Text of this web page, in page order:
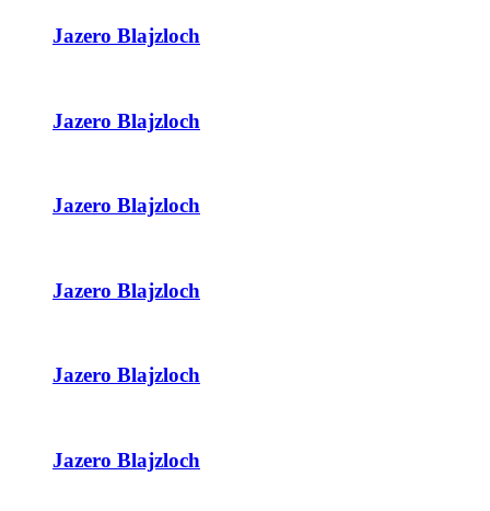
Jazero Blajzloch
Jazero Blajzloch
Jazero Blajzloch
Jazero Blajzloch
Jazero Blajzloch
Jazero Blajzloch